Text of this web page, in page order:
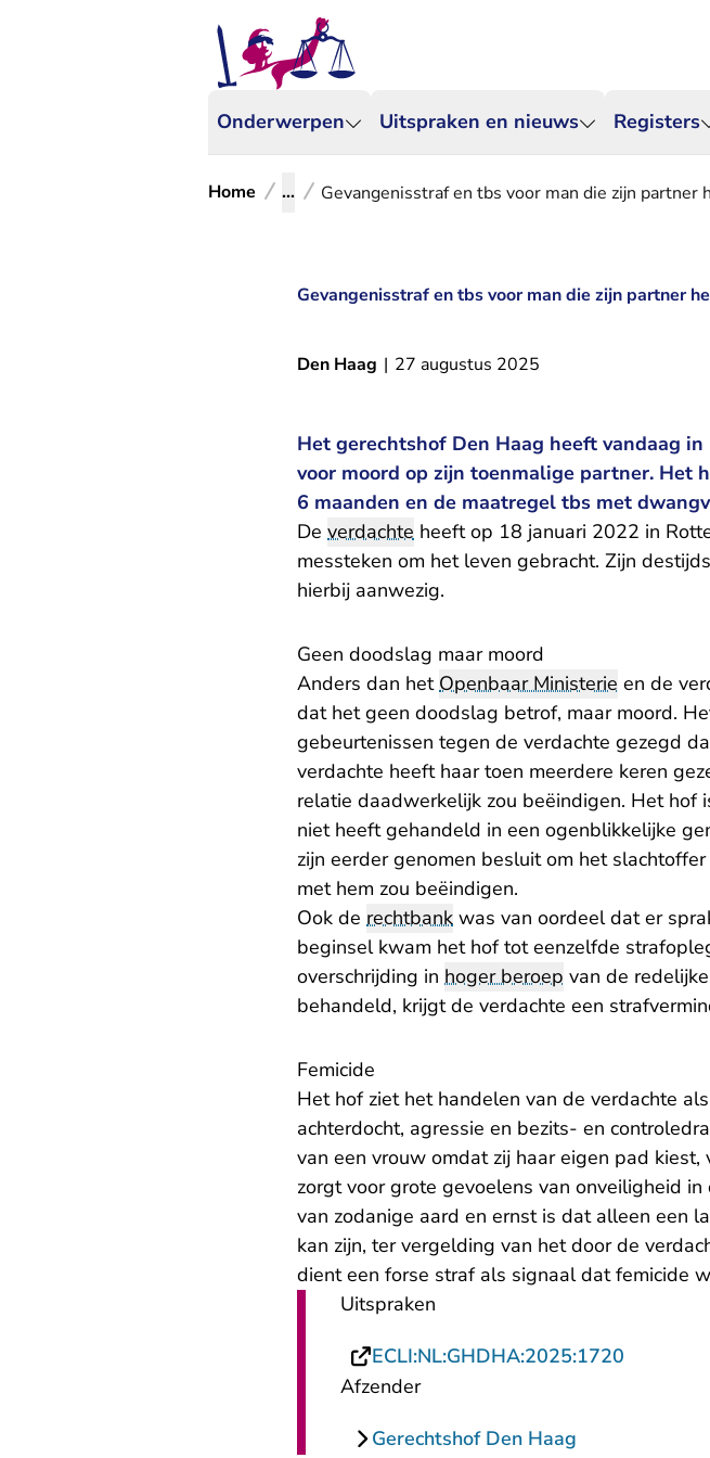
Onderwerpen Uitspraken en nieuws Registers
Home ... Gevangenisstraf en tbs voor man die zijn partner
Gevangenisstraf en tbs voor man die zijn partner
Den Haag | 27 augustus 2025
Het gerechtshof Den Haag heeft vandaag
voor moord op zijn toenmalige partner. Het
6 maanden en de maatregel tbs met
De verdachte heeft op 18 januari 2022 in
messteken om het leven gebracht. Zijn
hierbij aanwezig.
Geen doodslag maar moord
Anders dan hetOpenbaar Ministerie en de
dat het geen doodslag betrof, maar moord.
gebeurtenissen tegen de verdachte gezegd
verdachte heeft haar toen meerdere keren
relatie daadwerkelijk zou beëindigen. Het
niet heeft gehandeld in een ogenblikkelijke
zijn eerder genomen besluit om het
met hem zou beëindigen.
Ook de rechtbank was van oordeel dat er
beginsel kwam het hof tot eenzelfde
overschrijding in hoger beroep van de
behandeld, krijgt de verdachte een
Femicide
Het hof ziet het handelen van de verdachte
achterdocht, agressie en bezits- en
van een vrouw omdat zij haar eigen pad
zorgt voor grote gevoelens van onveiligheid
van zodanige aard en ernst is dat alleen een
kan zijn, ter vergelding van het door de
dient een forse straf als signaal dat femicide
Uitspraken
ECLI:NL:GHDHA:2025:1720
Afzender
Gerechtshof Den Haag